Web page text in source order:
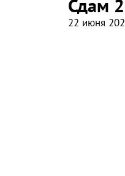
сдам
22 июня